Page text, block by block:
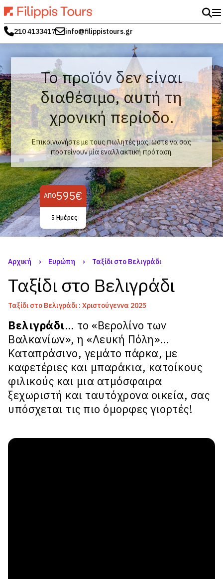
210 4133417 info@filippistours.gr
Το προϊόν δεν είναι
διαθέσιμο, αυτή τη
χρονική περίοδο.
Επικοινωνήστε με τους πωλητές μας, ώστε να σας
προτείνουν μία εναλλακτική πρόταση.
ΑΠΌ595€
5 Ημέρες
Αρχική › Ευρώπη › Ταξίδι στο Βελιγράδι
Ταξίδι στο Βελιγράδι
Ταξίδι στο Βελιγράδι : Χριστούγεννα 2025
Βελιγράδι… το «Βερολίνο των
Βαλκανίων», η «Λευκή Πόλη»…
Καταπράσινο, γεμάτο πάρκα, με
καφετέριες και μπαράκια, κατοίκους
φιλικούς και μια ατμόσφαιρα
ξεχωριστή και ταυτόχρονα οικεία, σας
υπόσχεται τις πιο όμορφες γιορτές!